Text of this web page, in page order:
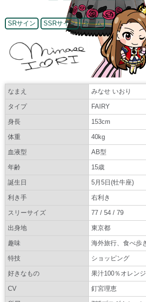
SRサイン SSRサイン ネーム
なまえ みなせ いおり
タイプ FAIRY
身長 153cm
体重 40kg
血液型 AB型
年齢 15歳
誕生日 5月5日(牡牛座)
利き手 右利き
スリーサイズ 77 / 54 / 79
出身地 東京都
趣味 海外旅行、食べ歩
特技 ショッピング
好きなもの 果汁100％オレン
CV 釘宮理恵